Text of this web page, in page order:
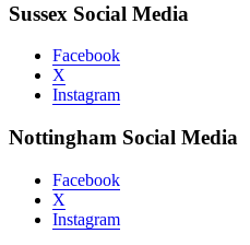
Sussex Social Media
Facebook
X
Instagram
Nottingham Social Media
Facebook
X
Instagram